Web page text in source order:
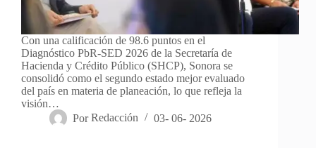
Con una calificación de 98.6 puntos en el
Diagnóstico PbR-SED 2026 de la Secretaría de
Hacienda y Crédito Público (SHCP), Sonora se
consolidó como el segundo estado mejor evaluado
del país en materia de planeación, lo que refleja la
visión…
Por Redacción 03- 06- 2026